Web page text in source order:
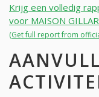
Krijg een volledig
voor MAISON
(Get full report from